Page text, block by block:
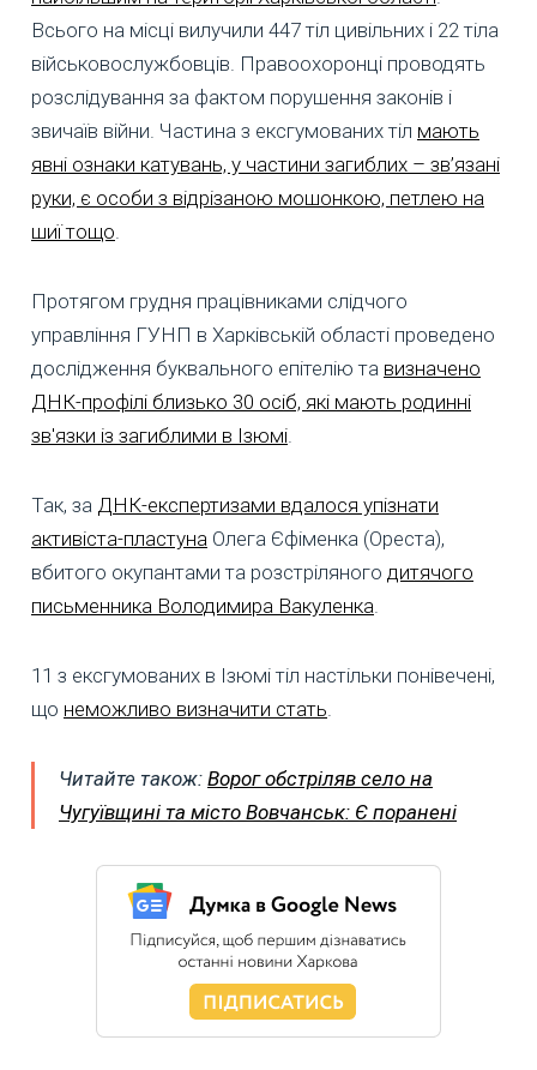
Всього на місці вилучили 447 тіл цивільних і 22 тіла
військовослужбовців. Правоохоронці проводять
розслідування за фактом порушення законів і
звичаїв війни. Частина з ексгумованих тіл мають
явні ознаки катувань, у частини загиблих – зв’язані
руки, є особи з відрізаною мошонкою, петлею на
шиї тощо.
Протягом грудня працівниками слідчого
управління ГУНП в Харківській області проведено
дослідження буквального епітелію та визначено
ДНК-профілі близько 30 осіб, які мають родинні
зв'язки із загиблими в Ізюмі.
Так, за ДНК-експертизами вдалося упізнати
активіста-пластуна Олега Єфіменка (Ореста),
вбитого окупантами та розстріляного дитячого
письменника Володимира Вакуленка.
11 з ексгумованих в Ізюмі тіл настільки понівечені,
що неможливо визначити стать.
Читайте також: Ворог обстріляв село на
Чугуївщині та місто Вовчанськ: Є поранені